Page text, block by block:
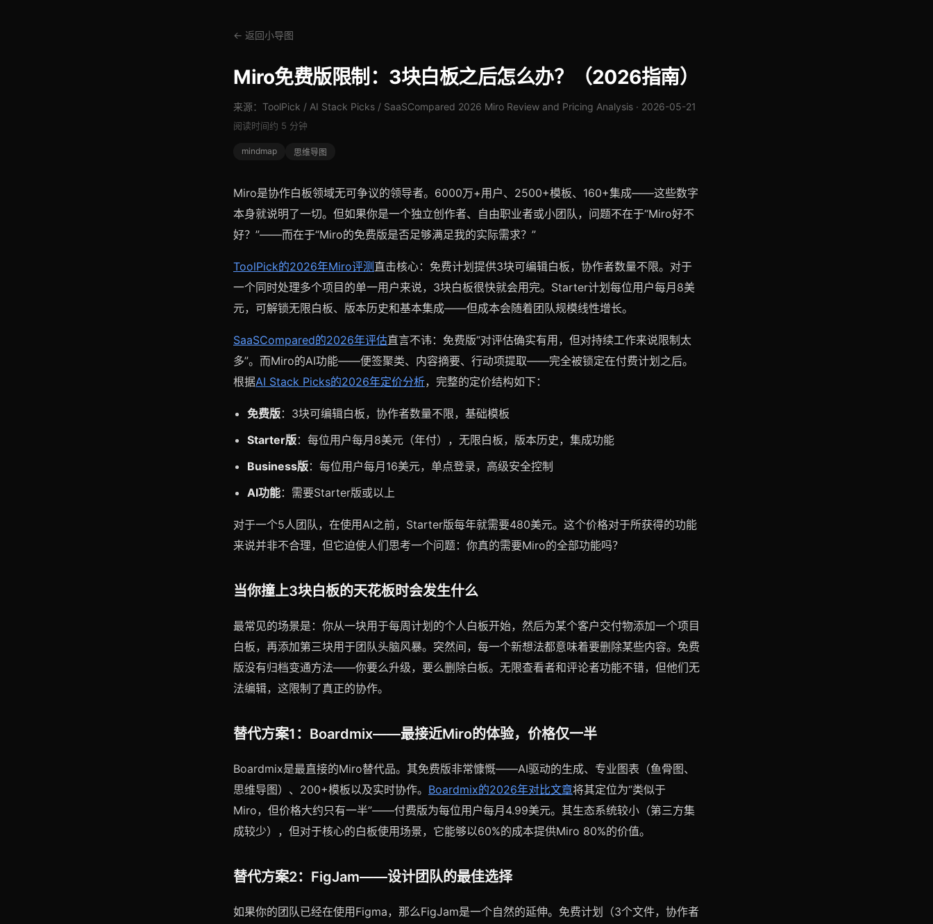
← 返回小导图
Miro免费版限制：3块白板之后怎么办？（2026指南）
来源：ToolPick / AI Stack Picks / SaaSCompared 2026 Miro Review and Pricing Analysis · 2026-05-21
阅读时间约 5 分钟
mindmap 思维导图
Miro是协作白板领域无可争议的领导者。6000万+用户、2500+模板、160+集成——这些数字
本身就说明了一切。但如果你是一个独立创作者、自由职业者或小团队，问题不在于“Miro好不
好？”——而在于“Miro的免费版是否足够满足我的实际需求？”
ToolPick的2026年Miro评测 直击核心：免费计划提供3块可编辑白板，协作者数量不限。对于
一个同时处理多个项目的单一用户来说，3块白板很快就会用完。Starter计划每位用户每月8美
元，可解锁无限白板、版本历史和基本集成——但成本会随着团队规模线性增长。
SaaSCompared的2026年评估直言不讳：免费版“对评估确实有用，但对持续工作来说限制太
多”。而Miro的AI功能——便签聚类、内容摘要、行动项提取——完全被锁定在付费计划之后。
根据AI Stack Picks的2026年定价分析，完整的定价结构如下：
免费版：3块可编辑白板，协作者数量不限，基础模板
Starter版：每位用户每月8美元（年付），无限白板，版本历史，集成功能
Business版：每位用户每月16美元，单点登录，高级安全控制
AI功能：需要Starter版或以上
对于一个5人团队，在使用AI之前，Starter版每年就需要480美元。这个价格对于所获得的功能
来说并非不合理，但它迫使人们思考一个问题：你真的需要Miro的全部功能吗？
当你撞上3块白板的天花板时会发生什么
最常见的场景是：你从一块用于每周计划的个人白板开始，然后为某个客户交付物添加一个项目
白板，再添加第三块用于团队头脑风暴。突然间，每一个新想法都意味着要删除某些内容。免费
版没有归档变通方法——你要么升级，要么删除白板。无限查看者和评论者功能不错，但他们无
法编辑，这限制了真正的协作。
替代方案1：Boardmix——最接近Miro的体验，价格仅一半
Boardmix是最直接的Miro替代品。其免费版非常慷慨——AI驱动的生成、专业图表（鱼骨图、
思维导图）、200+模板以及实时协作。 Boardmix的2026年对比文章将其定位为“类似于
Miro，但价格大约只有一半”——付费版为每位用户每月4.99美元。其生态系统较小（第三方集
成较少），但对于核心的白板使用场景，它能够以60%的成本提供Miro 80%的价值。
替代方案2：FigJam——设计团队的最佳选择
如果你的团队已经在使用Figma，那么FigJam是一个自然的延伸。免费计划（3个文件，协作者